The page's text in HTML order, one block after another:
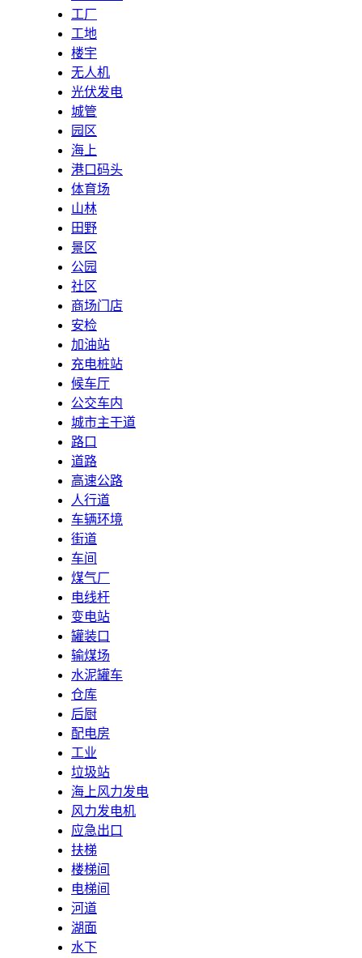
工厂
工地
楼宇
无人机
光伏发电
城管
园区
海上
港口码头
体育场
山林
田野
景区
公园
社区
商场门店
安检
加油站
充电桩站
候车厅
公交车内
城市主干道
路口
道路
高速公路
人行道
车辆环境
街道
车间
煤气厂
电线杆
变电站
罐装口
输煤场
水泥罐车
仓库
后厨
配电房
工业
垃圾站
海上风力发电
风力发电机
应急出口
扶梯
楼梯间
电梯间
河道
湖面
水下